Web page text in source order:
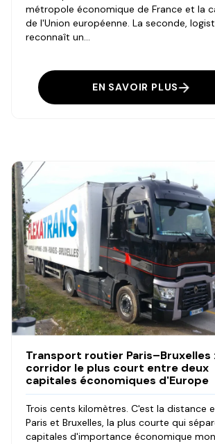
métropole économique de France et la
de l'Union européenne. La seconde,
reconnaît un...
EN SAVOIR PLUS
Transport routier Paris–Bruxelles
corridor le plus court entre deux
capitales économiques d'Europe
Trois cents kilomètres. C'est la distance
Paris et Bruxelles, la plus courte qui
capitales d'importance économique